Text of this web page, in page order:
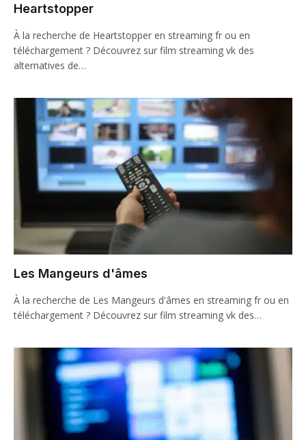
Heartstopper
À la recherche de Heartstopper en streaming fr ou en
téléchargement ? Découvrez sur film streaming vk des
alternatives de…
Les Mangeurs d'âmes
À la recherche de Les Mangeurs d'âmes en streaming fr ou en
téléchargement ? Découvrez sur film streaming vk des…